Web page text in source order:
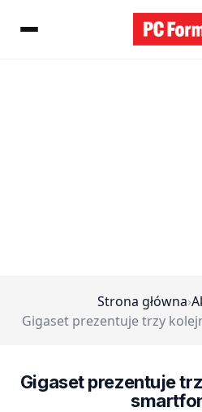
Strona główna›
Gigaset prezentuje trzy
Gigaset prezentuje